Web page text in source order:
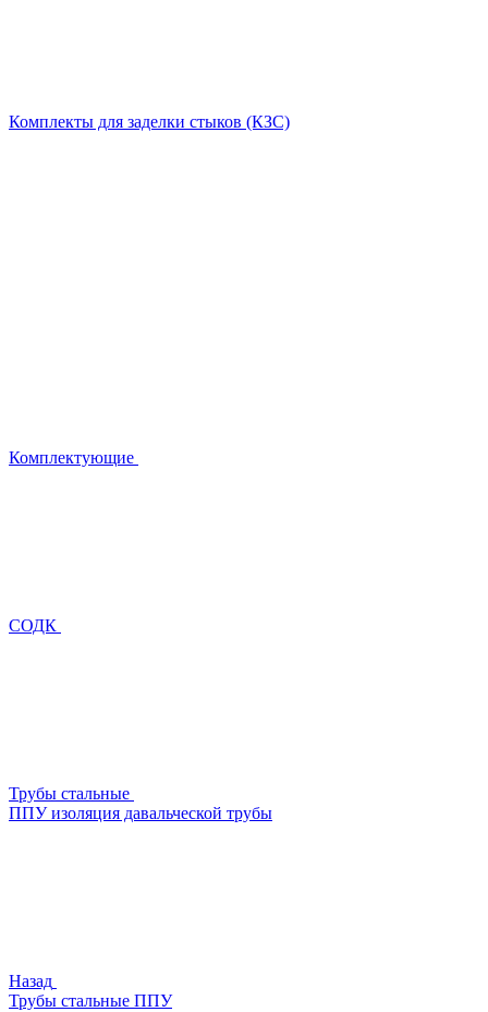
Комплекты для заделки стыков (КЗС)
Комплектующие
СОДК
Трубы стальные
ППУ изоляция давальческой трубы
Назад
Трубы стальные ППУ